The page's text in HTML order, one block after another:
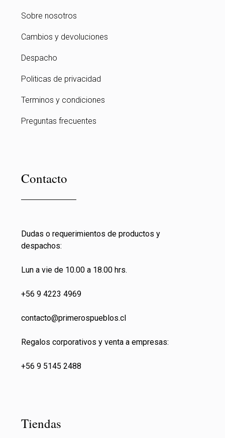
Sobre nosotros
Cambios y devoluciones
Despacho
Politicas de privacidad
Terminos y condiciones
Preguntas frecuentes
Contacto
Dudas o requerimientos de productos y
despachos:
Lun a vie de 10.00 a 18.00 hrs.
+56 9 4223 4969
contacto@primerospueblos.cl
Regalos corporativos y venta a empresas:
+56 9 5145 2488
Tiendas